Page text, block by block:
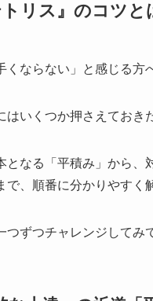
リス』のコツと
くならない」と感じる方
いくつか押さえておき
となる「平積み」から
で、順番に分かりやすく
つずつチャレンジしてみ